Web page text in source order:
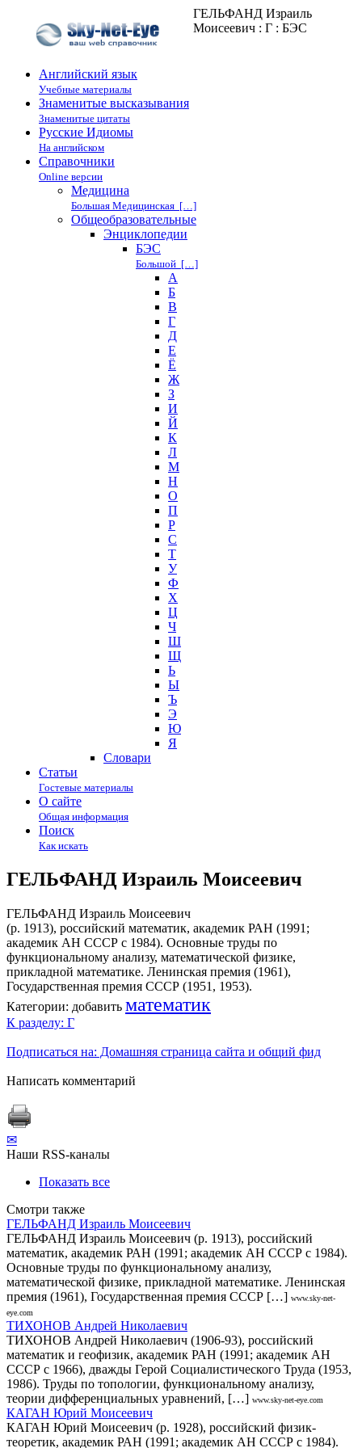
ГЕЛЬФАНД Израиль
Моисеевич : Г : БЭС
Английский язык
Учебные материалы
Знаменитые высказывания
Знаменитые цитаты
Русские Идиомы
На английском
Справочники
Online версии
Медицина
Большая Медицинская […]
Общеобразовательные
Энциклопедии
БЭС
Большой […]
А
Б
В
Г
Д
Е
Ё
Ж
З
И
Й
К
Л
М
Н
О
П
Р
С
Т
У
Ф
Х
Ц
Ч
Ш
Щ
Ь
Ы
Ъ
Э
Ю
Я
Cловари
Статьи
Гостевые материалы
О сайте
Общая информация
Поиск
Как искать
ГЕЛЬФАНД Израиль Моисеевич
ГЕЛЬФАНД Израиль Моисеевич
(р. 1913), российский математик, академик РАН (1991;
академик АН СССР с 1984). Основные труды по
функциональному анализу, математической физике,
прикладной математике. Ленинская премия (1961),
Государственная премия СССР (1951, 1953).
Категории: добавить математик
К разделу: Г
Подписаться на: Домашняя страница сайта и общий фид
Написать комментарий
✉
Наши RSS-каналы
Показать все
Смотри также
ГЕЛЬФАНД Израиль Моисеевич
ГЕЛЬФАНД Израиль Моисеевич (р. 1913), российский
математик, академик РАН (1991; академик АН СССР с 1984).
Основные труды по функциональному анализу,
математической физике, прикладной математике. Ленинская
премия (1961), Государственная премия СССР […] www.sky-net-
eye.com
ТИХОНОВ Андрей Николаевич
ТИХОНОВ Андрей Николаевич (1906-93), российский
математик и геофизик, академик РАН (1991; академик АН
СССР с 1966), дважды Герой Социалистического Труда (1953,
1986). Труды по топологии, функциональному анализу,
теории дифференциальных уравнений, […] www.sky-net-eye.com
КАГАН Юрий Моисеевич
КАГАН Юрий Моисеевич (р. 1928), российский физик-
теоретик, академик РАН (1991; академик АН СССР с 1984).